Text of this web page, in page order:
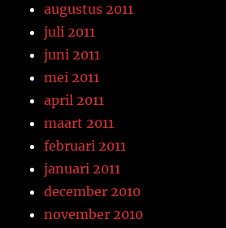
augustus 2011
juli 2011
juni 2011
mei 2011
april 2011
maart 2011
februari 2011
januari 2011
december 2010
november 2010